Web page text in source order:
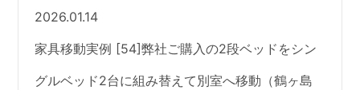
2026.01.14
家具移動実例 [54]弊社ご購入の2段ベッドをシン
グルベッド2台に組み替えて別室へ移動（鶴ヶ島